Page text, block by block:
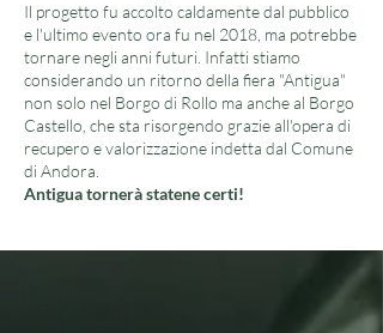
Il progetto fu accolto caldamente dal pubblico
e l'ultimo evento ora fu nel 2018, ma potrebbe
tornare negli anni futuri. Infatti stiamo
considerando un ritorno della fiera "Antigua"
non solo nel Borgo di Rollo ma anche al Borgo
Castello, che sta risorgendo grazie all'opera di
recupero e valorizzazione indetta dal Comune
di Andora.
Antigua tornerà statene certi!